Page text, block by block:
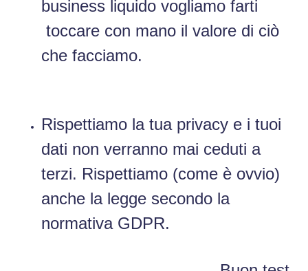
business liquido vogliamo farti
toccare con mano il valore di ciò
che facciamo.
Rispettiamo la tua privacy e i tuoi
dati non verranno mai ceduti a
terzi. Rispettiamo (come è ovvio)
anche la legge secondo la
normativa GDPR.